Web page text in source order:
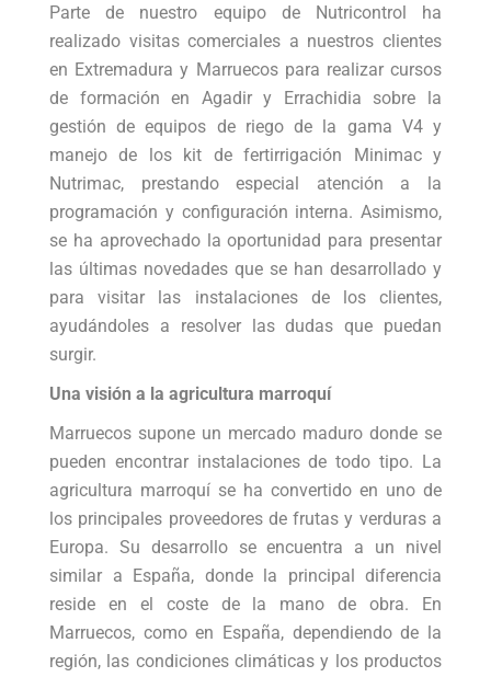
Parte de nuestro equipo de Nutricontrol ha
realizado visitas comerciales a nuestros clientes
en Extremadura y Marruecos para realizar cursos
de formación en Agadir y Errachidia sobre la
gestión de equipos de riego de la gama V4 y
manejo de los kit de fertirrigación Minimac y
Nutrimac, prestando especial atención a la
programación y configuración interna. Asimismo,
se ha aprovechado la oportunidad para presentar
las últimas novedades que se han desarrollado y
para visitar las instalaciones de los clientes,
ayudándoles a resolver las dudas que puedan
surgir.
Una visión a la agricultura marroquí
Marruecos supone un mercado maduro donde se
pueden encontrar instalaciones de todo tipo. La
agricultura marroquí se ha convertido en uno de
los principales proveedores de frutas y verduras a
Europa. Su desarrollo se encuentra a un nivel
similar a España, donde la principal diferencia
reside en el coste de la mano de obra. En
Marruecos, como en España, dependiendo de la
región, las condiciones climáticas y los productos